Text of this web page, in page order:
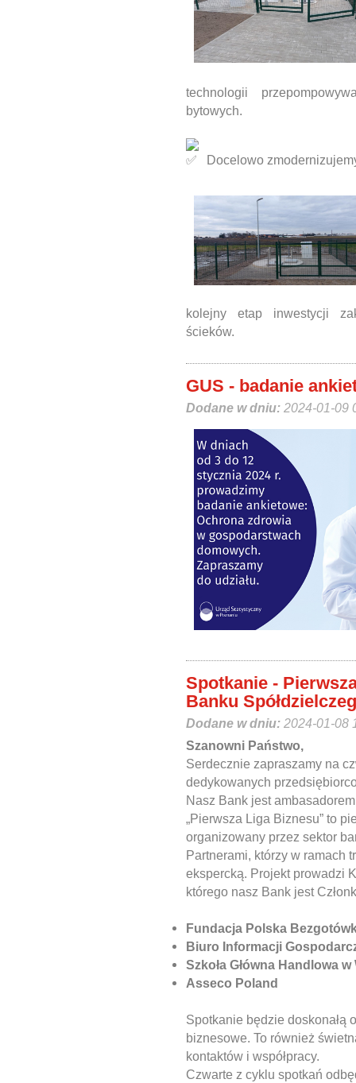
technologii
bytowych.
Docelowo
kolejny etap inwestycji
ścieków.
GUS - badanie
Dodane w dniu: 2024-01-09
Spotkanie -
Banku
Dodane w dniu: 2024-01-08
Szanowni Państwo,
Serdecznie zapraszamy na
dedykowanych
Nasz Bank jest
„Pierwsza Liga Biznesu” to
organizowany przez sektor
Partnerami, którzy w ramach
ekspercką. Projekt prowadzi
którego nasz Bank jest
Fundacja Polska
Biuro Informacji
Szkoła Główna Handlowa w
Asseco Poland
Spotkanie będzie doskonałą
biznesowe. To również
kontaktów i współpracy.
Czwarte z cyklu spotkań